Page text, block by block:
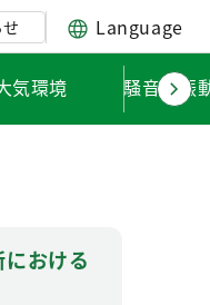
Language
気環境 騒音・振
おける